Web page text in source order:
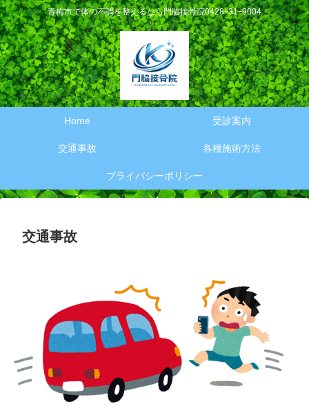
青梅市で体の不調を整えるなら門脇接骨院0428ｰ31ｰ9004
Home 受診案内
交通事故 各種施術方法
プライバシーポリシー
交通事故